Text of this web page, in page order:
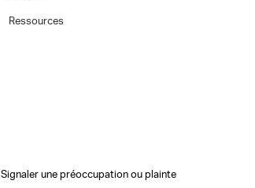
Ressources
Signaler une préoccupation ou plainte